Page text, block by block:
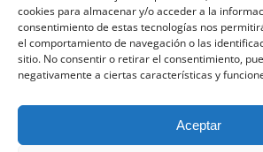
cookies para almacenar y/o acceder a la
consentimiento de estas tecnologías nos
el comportamiento de navegación o las
sitio. No consentir o retirar el consentimiento,
negativamente a ciertas características y
Aceptar
Política Integrada de Gestión
Política de Calidad
Canal Denuncias
Mas información del canal denuncias